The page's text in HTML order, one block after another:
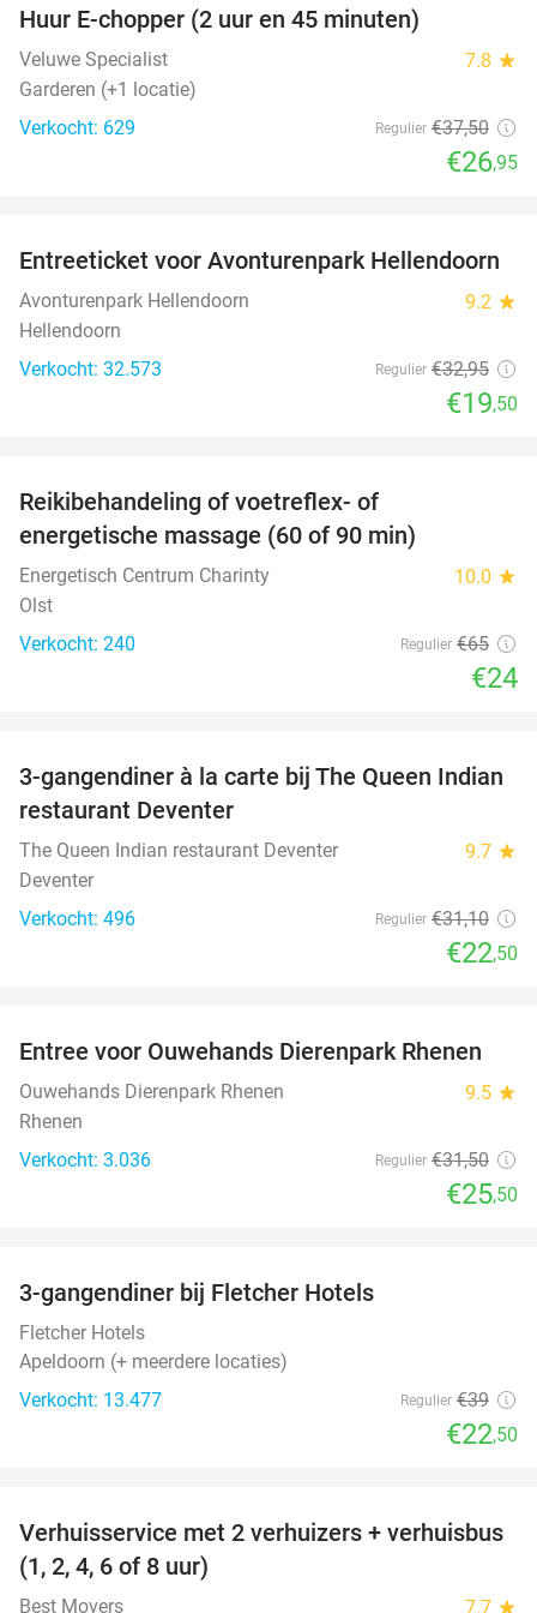
Huur E-chopper (2 uur en 45 minuten)
Veluwe Specialist 7.8 star
Garderen (+1 locatie)
Verkocht: 629
Regulier €37,50
€26,95
41%
Entreeticket voor Avonturenpark Hellendoorn
Avonturenpark Hellendoorn 9.2 star
Hellendoorn
Verkocht: 32.573
Regulier €32,95
€19,50
OUT
Reikibehandeling of voetreflex- of
energetische massage (60 of 90 min)
Energetisch Centrum Charinty 10.0 star
Olst
Verkocht: 240
Regulier €65
€24
28%
3-gangendiner à la carte bij The Queen Indian
restaurant Deventer
The Queen Indian restaurant Deventer 9.7 star
Deventer
Verkocht: 496
Regulier €31,10
€22,50
19%
Entree voor Ouwehands Dierenpark Rhenen
Ouwehands Dierenpark Rhenen 9.5 star
Rhenen
Verkocht: 3.036
Regulier €31,50
€25,50
3-gangendiner bij Fletcher Hotels
Fletcher Hotels
Apeldoorn (+ meerdere locaties)
Verkocht: 13.477
Regulier €39
€22,50
80%
Verhuisservice met 2 verhuizers + verhuisbus
(1, 2, 4, 6 of 8 uur)
Best Movers 7.7 star